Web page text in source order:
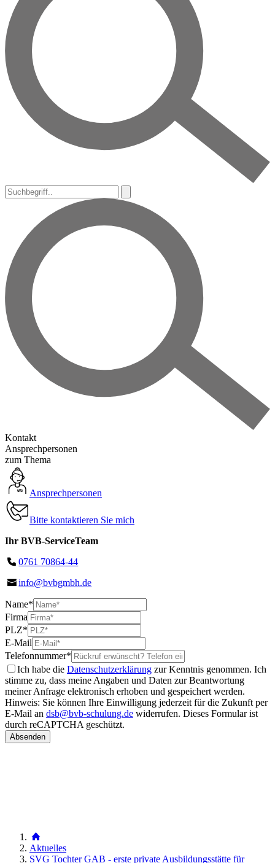
Kontakt
Ansprechpersonen
zum Thema
Ansprechpersonen
Bitte kontaktieren Sie mich
Ihr BVB-ServiceTeam
0761 70864-44
info@bvbgmbh.de
Name*
Firma
PLZ*
E-Mail
Telefonnummer*
Ich habe die Datenschutzerklärung zur Kenntnis genommen. Ich
stimme zu, dass meine Angaben und Daten zur Beantwortung
meiner Anfrage elektronisch erhoben und gespeichert werden.
Hinweis: Sie können Ihre Einwilligung jederzeit für die Zukunft per
E-Mail an dsb@bvb-schulung.de widerrufen. Dieses Formular ist
durch reCAPTCHA geschützt.
Aktuelles
SVG Tochter GAB - erste private Ausbildungsstätte für